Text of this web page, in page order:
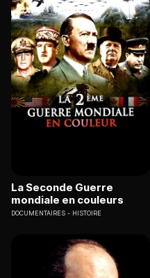
La Seconde Guerre
mondiale en couleurs
DOCUMENTAIRES HISTOIRE